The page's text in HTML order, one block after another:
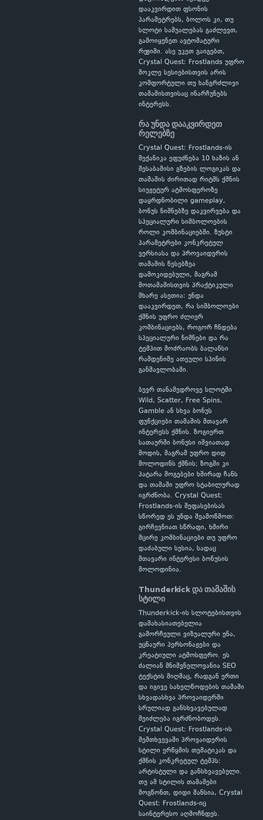
დააკვირდით ფსონის
პარამეტრებს, ბოლოს კი, თუ
სლოტი საშუალებას გაძლევთ,
გამოიყენეთ ავტომატური
რეჟიმი. ასე უკეთ გაიგებთ,
Crystal Quest: Frostlands უფრო
მოკლე სესიებისთვის არის
კომფორტული თუ ხანგრძლივი
თამაშისთვისაც ინარჩუნებს
ინტერესს.
რა უნდა დააკვირდეთ
რელებზე
Crystal Quest: Frostlands-ის
მექანიკა ეფუძნება 10 ხაზის ან
შესაბამისი გზების ლოგიკას და
თამაშის ძირითად რიტმს ქმნის
სიუჟეტურ ატმოსფეროზე
დაყრდნობილი gameplay,
ბონუს ნიშნებზე დაკვირვება და
სპეციალური სიმბოლოების
როლი კომბინაციებში. ზუსტი
პარამეტრები კონკრეტულ
ვერსიასა და პროვაიდერის
თამაშის წესებზეა
დამოკიდებული, მაგრამ
მოთამაშისთვის პრაქტიკული
მხარე ასეთია: უნდა
დააკვირდეთ, რა სიმბოლოები
ქმნის უფრო ძლიერ
კომბინაციებს, როგორ ჩნდება
სპეციალური ნიშნები და რა
ტემპით მოძრაობს ბალანსი
რამდენიმე ათეული სპინის
განმავლობაში.
ბევრ თანამედროვე სლოტში
Wild, Scatter, Free Spins,
Gamble ან სხვა ბონუს
ფუნქციები თამაშის მთავარ
ინტერესს ქმნის. ზოგიერთ
სათაურში ბონუსი იშვიათად
მოდის, მაგრამ უფრო დიდ
მოლოდინს ქმნის; ზოგში კი
პატარა მოგებები ხშირად ჩანს
და თამაში უფრო სტაბილურად
იგრძნობა. Crystal Quest:
Frostlands-ის შეფასებისას
სწორედ ეს უნდა შეამოწმოთ:
გირჩევნიათ სწრაფი, ხშირი
მცირე კომბინაციები თუ უფრო
დაძაბული სესია, სადაც
მთავარი ინტერესი ბონუსის
მოლოდინია.
Thunderkick და თამაშის
სტილი
Thunderkick-ის სლოტებისთვის
დამახასიათებელია
გამორჩეული ვიზუალური ენა,
უცნაური პერსონაჟები და
კრეატიული ატმოსფერო. ეს
ძალიან მნიშვნელოვანია SEO
ტექსტის მიღმაც, რადგან ერთი
და იგივე სახელწოდების თამაში
სხვადასხვა პროვაიდერში
სრულიად განსხვავებულად
შეიძლება იგრძნობოდეს.
Crystal Quest: Frostlands-ის
შემთხვევაში პროვაიდერის
სტილი ერწყმის თემატიკას და
ქმნის კონკრეტულ ტემპს:
არტისტული და განსხვავებული.
თუ ამ სტილის თამაშები
მოგწონთ, დიდი შანსია, Crystal
Quest: Frostlands-იც
საინტერესო აღმოჩნდეს.